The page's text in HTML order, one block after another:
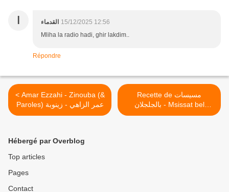
القدماء
15/12/2025 12:56
Mliha la radio hadi, ghir lakdim..
Répondre
< Amar Ezzahi - Zinouba (&
Paroles) عمر الزاهي - زينوبة
Recette de مسيسات
بالجلجلان - Msissat bel
djeldlene >
Hébergé par Overblog
Top articles
Pages
Contact